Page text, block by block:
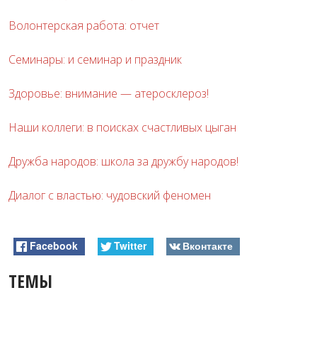
Волонтерская работа: отчет
Семинары: и семинар и праздник
Здоровье: внимание — атеросклероз!
Наши коллеги: в поисках счастливых цыган
Дружба народов: школа за дружбу народов!
Диалог с властью: чудовский феномен
Facebook Twitter Вконтакте
ТЕМЫ